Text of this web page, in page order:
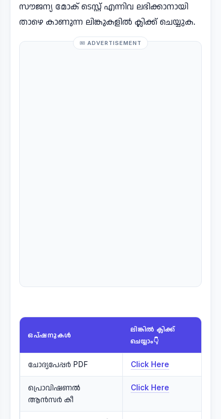
സൗജന്യ മോക് ടെസ്റ്റ് എന്നിവ ലഭിക്കാനായി
താഴെ കാണുന്ന ലിങ്കുകളിൽ ക്ലിക്ക് ചെയ്യുക.
ADVERTISEMENT
ഒപ്ഷനുകൾ
ലിങ്കിൽ ക്ലിക്ക്
ചെയ്യാം👇
ചോദ്യപേപ്പർ PDF Click Here
പ്രൊവിഷണൽ
ആൻസർ കീ
Click Here